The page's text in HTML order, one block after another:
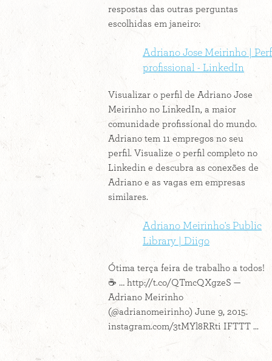
respostas das outras perguntas
escolhidas em janeiro:
Adriano Jose Meirinho |
profissional - LinkedIn
Visualizar o perfil de Adriano Jose
Meirinho no LinkedIn, a maior
comunidade profissional do mundo.
Adriano tem 11 empregos no seu
perfil. Visualize o perfil completo no
Linkedin e descubra as conexões de
Adriano e as vagas em empresas
similares.
Adriano Meirinho's Public
Library | Diigo
Ótima terça feira de trabalho a todos!
☕ … http://t.co/QTmcQXgzeS —
Adriano Meirinho
(@adrianomeirinho) June 9, 2015.
instagram.com/3tMYl8RRti IFTTT ...